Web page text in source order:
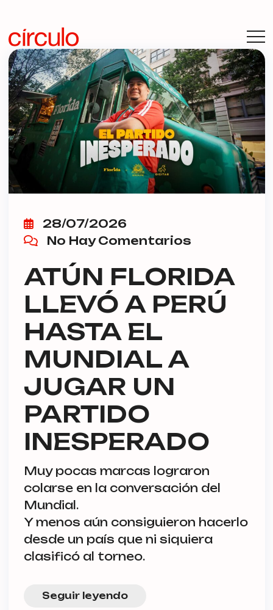
28/07/2026
No Hay Comentarios
ATÚN FLORIDA
LLEVÓ A PERÚ
HASTA EL
MUNDIAL A
JUGAR UN
PARTIDO
INESPERADO
Muy pocas marcas lograron
colarse en la conversación del
Mundial.
Y menos aún consiguieron hacerlo
desde un país que ni siquiera
clasificó al torneo.
Seguir leyendo